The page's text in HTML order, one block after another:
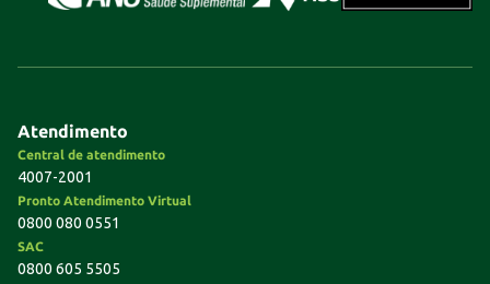
Atendimento
Central de atendimento
4007-2001
Pronto Atendimento Virtual
0800 080 0551
SAC
0800 605 5505